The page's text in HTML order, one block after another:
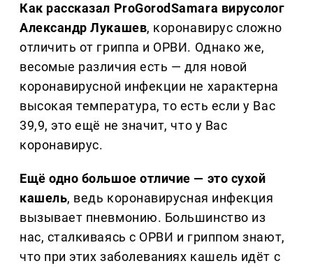
Как рассказал ProGorodSamara вирусолог
Александр Лукашев, коронавирус сложно
отличить от гриппа и ОРВИ. Однако же,
весомые различия есть — для новой
коронавирусной инфекции не характерна
высокая температура, то есть если у Вас
39,9, это ещё не значит, что у Вас
коронавирус.
Ещё одно большое отличие — это сухой
кашель, ведь коронавирусная инфекция
вызывает пневмонию. Большинство из
нас, сталкиваясь с ОРВИ и гриппом знают,
что при этих заболеваниях кашель идёт с